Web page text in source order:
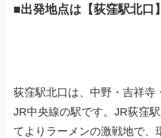
■出発地点は【荻窪駅北口】
荻窪駅北口は、中野・吉祥寺
JR中央線の駅です。JR荻窪
てよりラーメンの激戦地で、